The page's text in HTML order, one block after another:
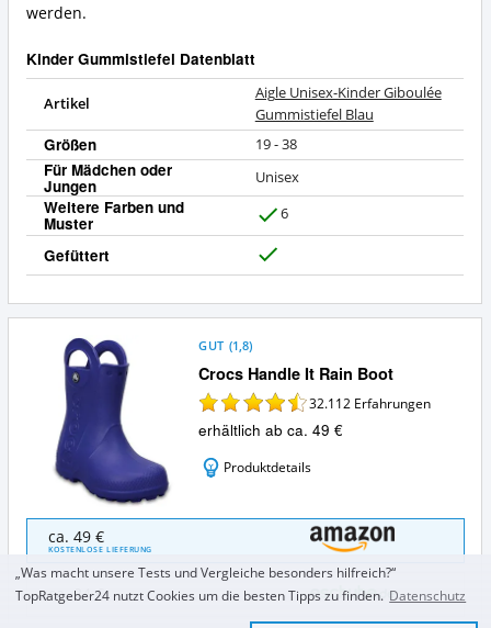
werden.
Kinder Gummistiefel Datenblatt
Artikel
Aigle Unisex-Kinder Giboulée
Gummistiefel Blau
Größen 19 - 38
Für Mädchen oder
Jungen Unisex
Weitere Farben und
Muster 6
Gefüttert
Crocs Handle It Rain Boot
GUT (1,8)
32.112 Erfahrungen
erhältlich ab ca. 49 €
Produktdetails
Crocs
Handle
It
Rain
Boot
ca. 49 €
KOSTENLOSE LIEFERUNG
ca. 24 €
„Was macht unsere Tests und Vergleiche besonders hilfreich?“
TopRatgeber24 nutzt Cookies um die besten Tipps zu finden. Datenschutz